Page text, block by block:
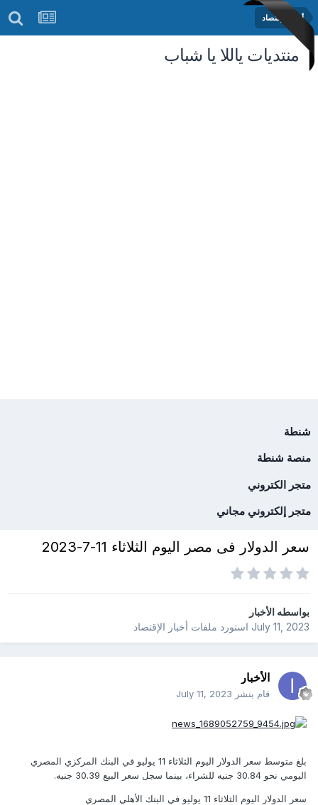
أخبار الإقتصاد
منتديات ياللا يا شباب
شنطة
منصة شنطة
متجر الكتروني
متجر إلكتروني مجاني
سعر الدولار فى مصر اليوم الثلاثاء 11-7-2023
بواسطهالأخبار
July 11, 2023استورد ملفات أخبار الإقتصاد
الأخبار
قام بنشر July 11, 2023
بلغ متوسط سعر الدولار اليوم الثلاثاء 11 يوليو في البنك المركزي المصري
اليومي نحو 30.84 جنيه للشراء، بينما سجل سعر البيع 30.39 جنيه.
سعر الدولار اليوم الثلاثاء 11 يوليو في البنك الأهلي المصري